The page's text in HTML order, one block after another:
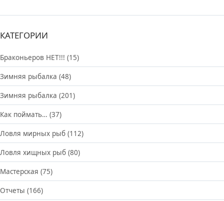
КАТЕГОРИИ
Браконьеров НЕТ!!! (15)
Зимняя рыбалка (48)
Зимняя рыбалка (201)
Как поймать… (37)
Ловля мирных рыб (112)
Ловля хищных рыб (80)
Мастерская (75)
Отчеты (166)